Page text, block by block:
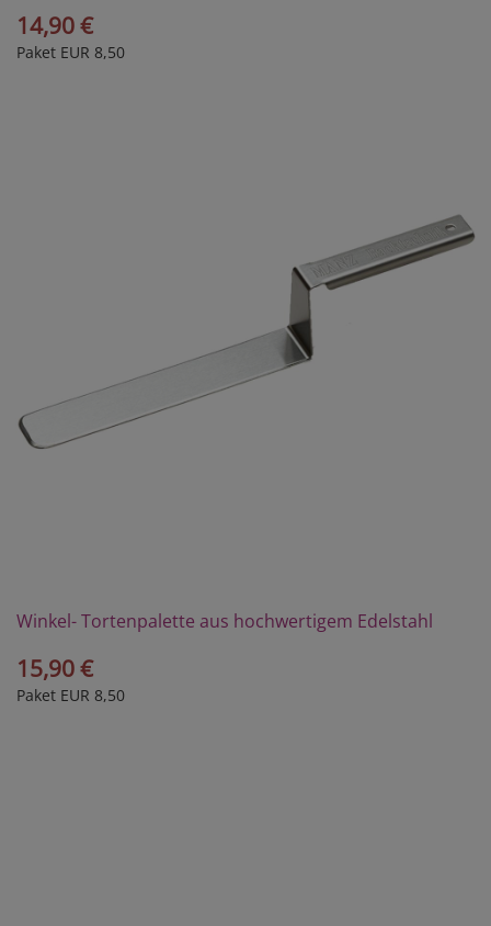
14,90 €
Paket EUR 8,50
Winkel- Tortenpalette aus hochwertigem Edelstahl
15,90 €
Paket EUR 8,50